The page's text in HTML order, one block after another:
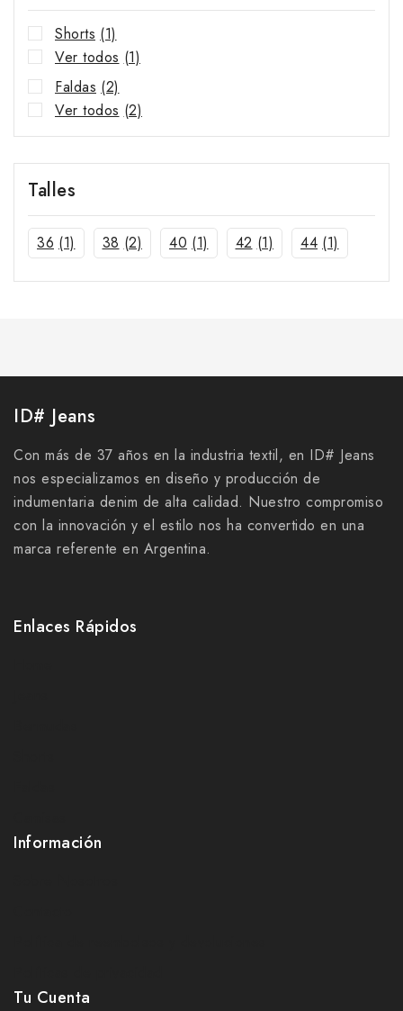
Shorts (1)
Ver todos (1)
Faldas (2)
Ver todos (2)
Talles
36 (1) 38 (2) 40 (1) 42 (1) 44 (1)
ID# Jeans
Con más de 37 años en la industria textil, en ID# Jeans
nos especializamos en diseño y producción de
indumentaria denim de alta calidad. Nuestro compromiso
con la innovación y el estilo nos ha convertido en una
marca referente en Argentina.
Enlaces Rápidos
Información
Tu Cuenta